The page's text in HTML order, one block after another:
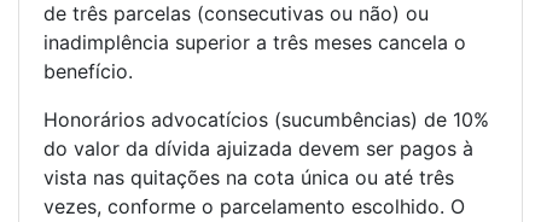
de três parcelas (consecutivas ou não) ou
inadimplência superior a três meses cancela o
benefício.
Honorários advocatícios (sucumbências) de 10%
do valor da dívida ajuizada devem ser pagos à
vista nas quitações na cota única ou até três
vezes, conforme o parcelamento escolhido. O